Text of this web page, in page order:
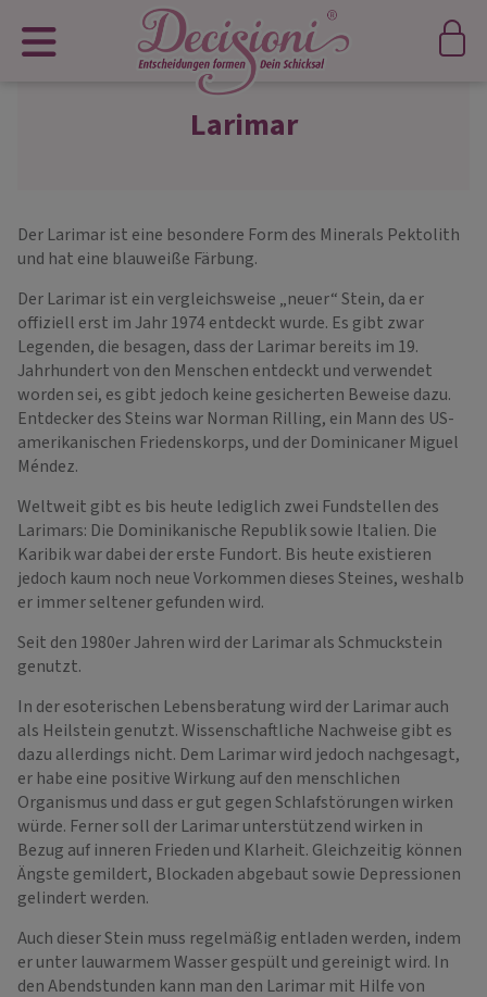
Larimar
Der Larimar ist eine besondere Form des Minerals Pektolith
und hat eine blauweiße Färbung.
Der Larimar ist ein vergleichsweise „neuer“ Stein, da er
offiziell erst im Jahr 1974 entdeckt wurde. Es gibt zwar
Legenden, die besagen, dass der Larimar bereits im 19.
Jahrhundert von den Menschen entdeckt und verwendet
worden sei, es gibt jedoch keine gesicherten Beweise dazu.
Entdecker des Steins war Norman Rilling, ein Mann des US-
amerikanischen Friedenskorps, und der Dominicaner Miguel
Méndez.
Weltweit gibt es bis heute lediglich zwei Fundstellen des
Larimars: Die Dominikanische Republik sowie Italien. Die
Karibik war dabei der erste Fundort. Bis heute existieren
jedoch kaum noch neue Vorkommen dieses Steines, weshalb
er immer seltener gefunden wird.
Seit den 1980er Jahren wird der Larimar als Schmuckstein
genutzt.
In der esoterischen Lebensberatung wird der Larimar auch
als Heilstein genutzt. Wissenschaftliche Nachweise gibt es
dazu allerdings nicht. Dem Larimar wird jedoch nachgesagt,
er habe eine positive Wirkung auf den menschlichen
Organismus und dass er gut gegen Schlafstörungen wirken
würde. Ferner soll der Larimar unterstützend wirken in
Bezug auf inneren Frieden und Klarheit. Gleichzeitig können
Ängste gemildert, Blockaden abgebaut sowie Depressionen
gelindert werden.
Auch dieser Stein muss regelmäßig entladen werden, indem
er unter lauwarmem Wasser gespült und gereinigt wird. In
den Abendstunden kann man den Larimar mit Hilfe von